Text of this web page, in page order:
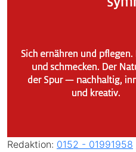
Redaktion: 0152 - 01991958